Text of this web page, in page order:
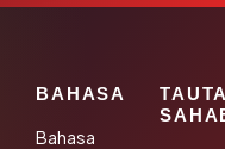
BAHASA
Bahasa